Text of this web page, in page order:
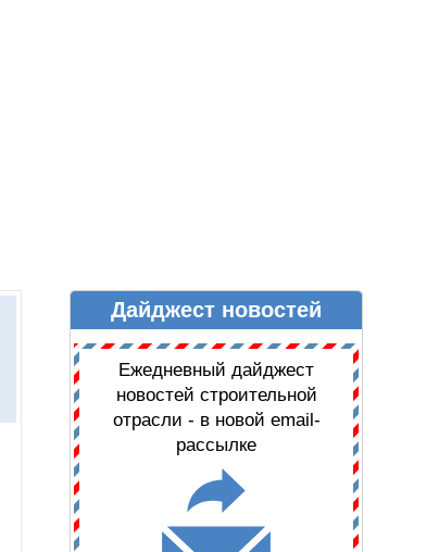
ДАЙДЖЕСТ НОВОСТЕЙДайджест новостей
Ежедневный дайджест
новостей строительной
отрасли - в новой email-
рассылке